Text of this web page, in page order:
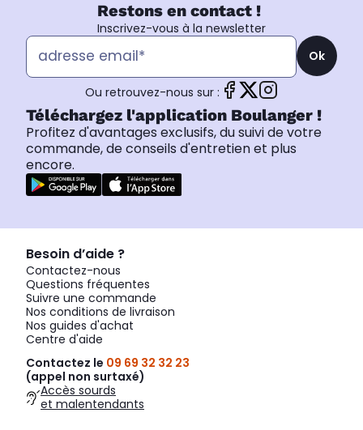
Restons en contact !
Inscrivez-vous à la newsletter
Ok
Ou retrouvez-nous sur :
Téléchargez l'application Boulanger !
Profitez d'avantages exclusifs, du suivi de votre
commande, de conseils d'entretien et plus
encore.
Besoin d’aide ?
Contactez-nous
Questions fréquentes
Suivre une commande
Nos conditions de livraison
Nos guides d'achat
Centre d'aide
Contactez le 09 69 32 32 23
(appel non surtaxé)
Accès sourds
et malentendants